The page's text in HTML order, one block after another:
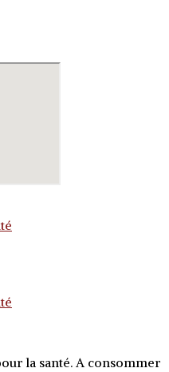
la santé. A consommer